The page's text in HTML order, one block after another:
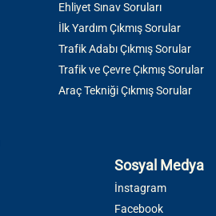
Ehliyet Sınav Soruları
İlk Yardım Çıkmış Sorular
Trafik Adabı Çıkmış Sorular
Trafik ve Çevre Çıkmış Sorular
Araç Tekniği Çıkmış Sorular
Sosyal Medya
İnstagram
Facebook